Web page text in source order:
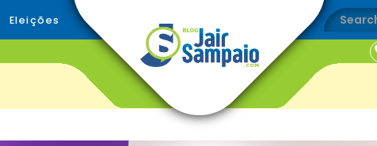
Eleições